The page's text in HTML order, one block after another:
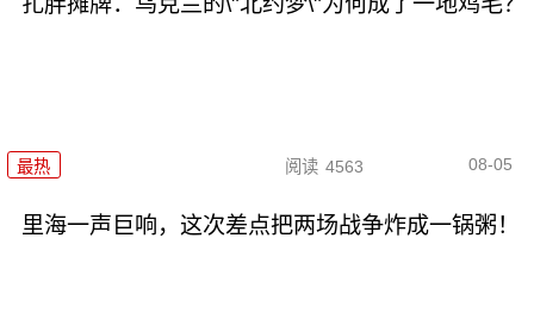
最热 阅读 4563 08-05
里海一声巨响，这次差点把两场战争炸成一锅粥！